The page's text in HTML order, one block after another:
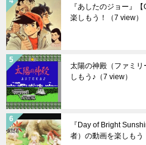
『あしたのジョー』
楽しもう！
（7 view）
太陽の神殿（ファミ
しもう♪ （7 view）
『Day of Bright
者）の動画を楽しもう